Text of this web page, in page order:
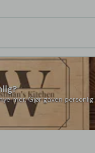
mer. Gjør gaven personlig